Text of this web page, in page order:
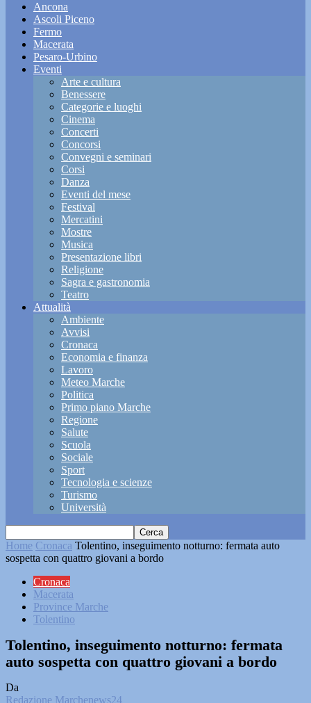
Ancona
Ascoli Piceno
Fermo
Macerata
Pesaro-Urbino
Eventi
Arte e cultura
Benessere
Categorie e luoghi
Cinema
Concerti
Concorsi
Convegni e seminari
Corsi
Danza
Eventi del mese
Festival
Mercatini
Mostre
Musica
Presentazione libri
Religione
Sagra e gastronomia
Teatro
Attualità
Ambiente
Avvisi
Cronaca
Economia e finanza
Lavoro
Meteo Marche
Politica
Primo piano Marche
Regione
Salute
Scuola
Sociale
Sport
Tecnologia e scienze
Turismo
Università
Home Cronaca Tolentino, inseguimento notturno: fermata auto
sospetta con quattro giovani a bordo
Cronaca
Macerata
Province Marche
Tolentino
Tolentino, inseguimento notturno: fermata
auto sospetta con quattro giovani a bordo
Da
Redazione Marchenews24